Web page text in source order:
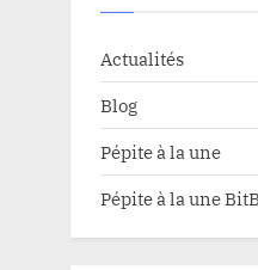
Actualités
Blog
Pépite à la une
Pépite à la une